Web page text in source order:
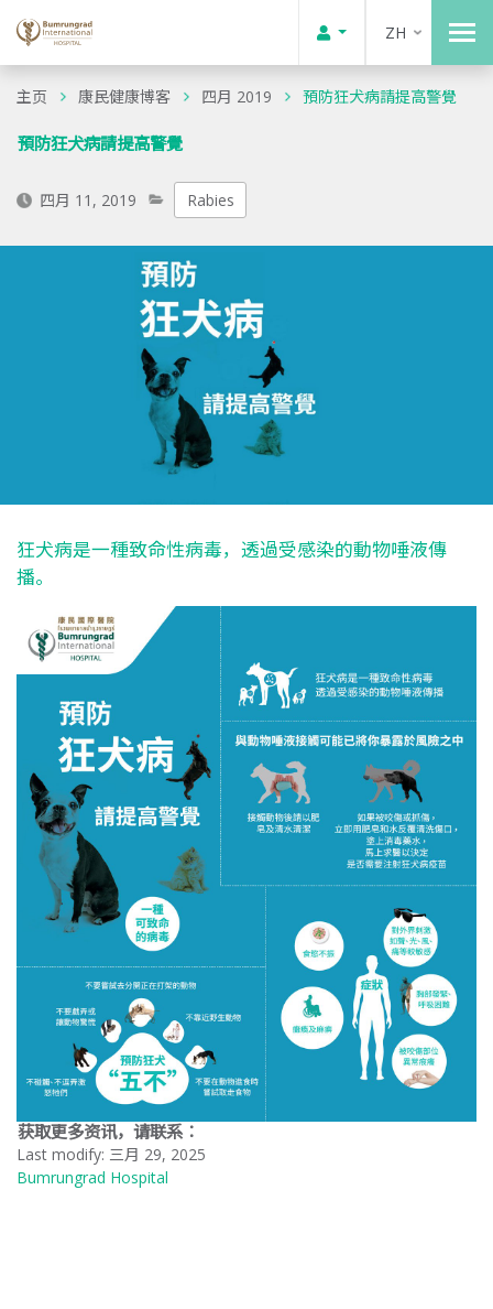
ZH
主页 康民健康博客 四月 2019 預防狂犬病請提高警覺
預防狂犬病請提高警覺
四月 11, 2019 Rabies
狂犬病是一種致命性病毒，透過受感染的動物唾液傳
播。
获取更多资讯，请联系：
Last modify: 三月 29, 2025
Bumrungrad Hospital